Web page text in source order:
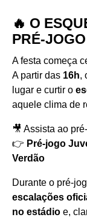
🔥 O
PRÉ-
A festa começa
A partir das 16h,
lugar e curtir o
aquele clima de
🎥 Assista ao
👉 Pré-jogo
Verdão
Durante o pré-
escalações
no estádio e,